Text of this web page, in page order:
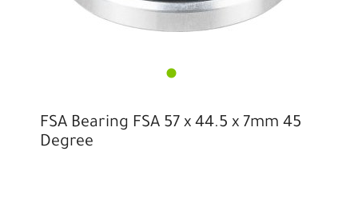
Rahmen / Gabel / Zubehör Rahmen / Zubehör
FSA Bearing FSA 57 x 44.5 x 7mm 45
Degree